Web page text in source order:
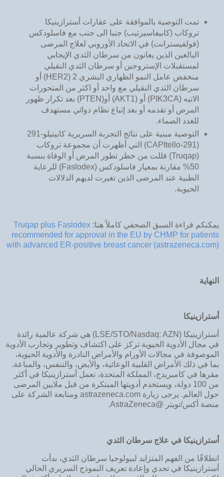
تمت التوصية بالموافقة على عقارات أسترازينيكا
تروكاب (كابيفاسيرتيب) جنبا الى جنب مع فاسلودكس
(فولفيسترانت) في الاتحاد الأوروبي لعلاج المرضى
البالغين الذين يعانون من سرطان الثدي الإيجابي
لمستقبلات الإستروجين أو سرطان الثدي النقيلي
منخفض عامل النمو الظهاري البشري 2 (HER2) أو
سرطان الثدي النقيلي مع واحد أو اكثر من المتحورات
الاتيه (PIK3CA) أو (AKT1) أو(PTEN) بعد تكرار ظهور
المرض أو تقدمه أو بعد إتباع نظام دوائي مستهدف
للغدد الصماء.
التوصية مبنية على نتائج التجربة السريرية كابيتيلو-291
(291-CAPItello) التي أظهرت أن مجموعة تروكاب
(Truqap) قللت من خطر تطور المرض أو الوفاة بنسبة
50% مقارنة بمعيار فاسلودكس (Faslodex) للرعاية
الطبية عند المرضى الذين تغيرت لديهم الدلالات
الحيوية.
يمكنكم قراءة السبق الصحفي كاملاً هنا: Truqap plus Faslodex
recommended for approval in the EU by CHMP for patients
with advanced ER-positive breast cancer (astrazeneca.com)
النهاية
أسترازينيكا
أسترازينيكا (LSE/STO/Nasdaq: AZN) هي شركة عالمية رائدة
في مجال الأدوية الحيوية تركز على اكتشاف وتطوير وتجارب الأدوية
الموصوفة في مجالات الأورام والأمراض النادرة والأدوية الحيوية،
بما في ذلك الأمراض القلبية الوعائية، والأيض، والتنفس، والمناعة.
مقرها في كامبريدج، المملكة المتحدة، تعمل أسترازينيكا في أكثر
من 100 دولة، ويستخدم أدويتها المبتكرة من قبل ملايين المرضى
حول العالم. يرجى زيارة astrazeneca.com ومتابعة الشركة على
منصة أكس/تويتر @AstraZeneca.
أسترازينيكا في علاج سرطان الثدي
انطلاقًا من الفهم المتزايد لبيولوجيا سرطان الثدي، بدأت
أسترازينيكا في تحدي وإعادة تعريف النموذج السريري الحالي